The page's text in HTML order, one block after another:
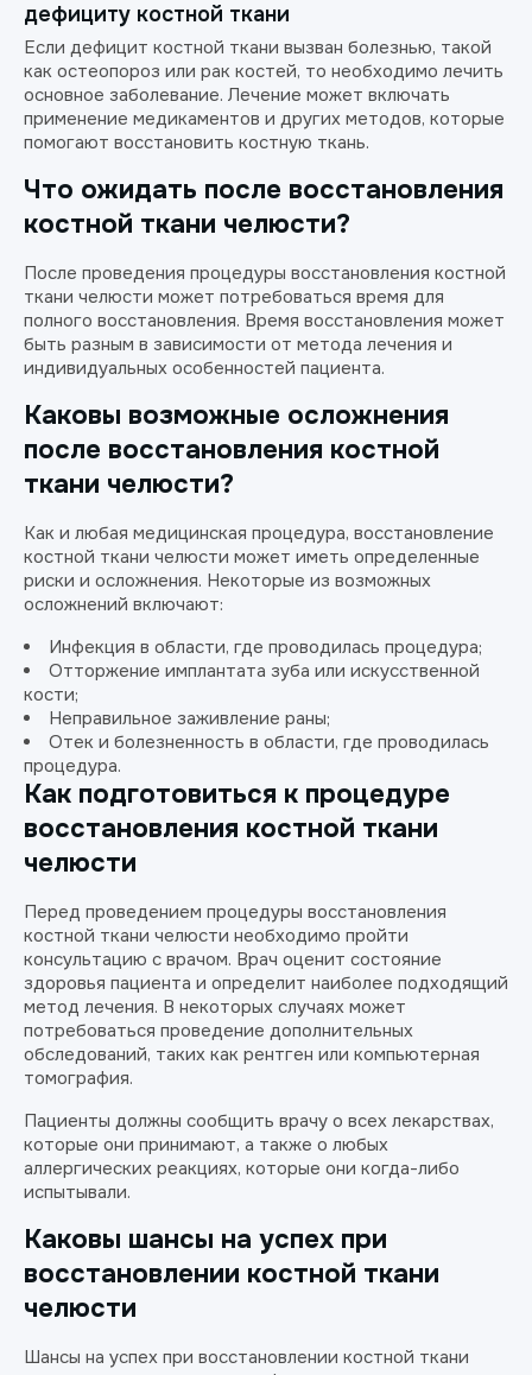
дефициту костной ткани
Если дефицит костной ткани вызван болезнью, такой
как остеопороз или рак костей, то необходимо лечить
основное заболевание. Лечение может включать
применение медикаментов и других методов, которые
помогают восстановить костную ткань.
Что ожидать после восстановления
костной ткани челюсти?
После проведения процедуры восстановления костной
ткани челюсти может потребоваться время для
полного восстановления. Время восстановления может
быть разным в зависимости от метода лечения и
индивидуальных особенностей пациента.
Каковы возможные осложнения
после восстановления костной
ткани челюсти?
Как и любая медицинская процедура, восстановление
костной ткани челюсти может иметь определенные
риски и осложнения. Некоторые из возможных
осложнений включают:
Инфекция в области, где проводилась процедура;
Отторжение имплантата зуба или искусственной
кости;
Неправильное заживление раны;
Отек и болезненность в области, где проводилась
процедура.
Как подготовиться к процедуре
восстановления костной ткани
челюсти
Перед проведением процедуры восстановления
костной ткани челюсти необходимо пройти
консультацию с врачом. Врач оценит состояние
здоровья пациента и определит наиболее подходящий
метод лечения. В некоторых случаях может
потребоваться проведение дополнительных
обследований, таких как рентген или компьютерная
томография.
Пациенты должны сообщить врачу о всех лекарствах,
которые они принимают, а также о любых
аллергических реакциях, которые они когда-либо
испытывали.
Каковы шансы на успех при
восстановлении костной ткани
челюсти
Шансы на успех при восстановлении костной ткани